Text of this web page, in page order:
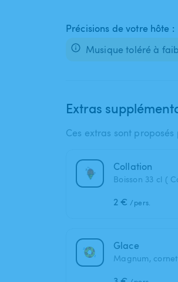
Précisions de votre hôte :
Musique toléré à
Extras
Ces extras sont
Collation
Boisson 33 cl (
2 € /pers.
Glace
Magnum,